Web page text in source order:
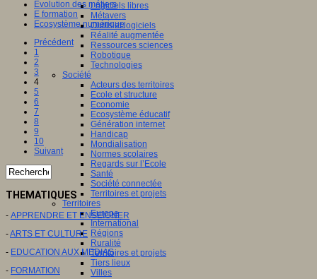
Logiciels libres
Métavers
Outils et logiciels
Réalité augmentée
Ressources sciences
Robotique
Technologies
Société
Acteurs des territoires
Ecole et structure
Economie
Ecosystème éducatif
Génération internet
Handicap
Mondialisation
Normes scolaires
Regards sur l’Ecole
Santé
Société connectée
Territoires et projets
Territoires
Europe
International
Régions
Ruralité
Territoires et projets
Tiers lieux
Villes
Evolution des métiers
E formation
Ecosystème numérique
Précédent
1
2
3
4
5
6
7
8
9
10
Suivant
THEMATIQUES
- APPRENDRE ET ENSEIGNER
-ARTS ET CULTURE
- EDUCATION AUX MEDIAS
- FORMATION